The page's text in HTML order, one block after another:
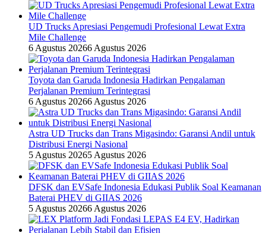
UD Trucks Apresiasi Pengemudi Profesional Lewat Extra
Mile Challenge
6 Agustus 20266 Agustus 2026
Toyota dan Garuda Indonesia Hadirkan Pengalaman
Perjalanan Premium Terintegrasi
6 Agustus 20266 Agustus 2026
Astra UD Trucks dan Trans Migasindo: Garansi Andil untuk
Distribusi Energi Nasional
5 Agustus 20265 Agustus 2026
DFSK dan EVSafe Indonesia Edukasi Publik Soal Keamanan
Baterai PHEV di GIIAS 2026
5 Agustus 20266 Agustus 2026